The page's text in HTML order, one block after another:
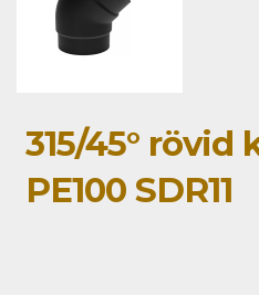
315/45°
PE100 SDR11